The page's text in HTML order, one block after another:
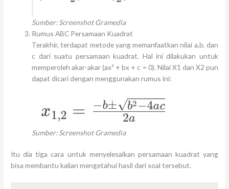
Sumber: Screenshot Gramedia
Rumus ABC Persamaan Kuadrat
Terakhir, terdapat metode yang memanfaatkan nilai a,b, dan
c dari suatu persamaan kuadrat. Hal ini dilakukan untuk
memperoleh akar-akar (ax² + bx + c = 0). Nilai X1 dan X2 pun
dapat dicari dengan menggunakan rumus ini:
Sumber: Screenshot Gramedia
Itu dia tiga cara untuk menyelesaikan persamaan kuadrat yang
bisa membantu kalian mengetahui hasil dari soal tersebut.